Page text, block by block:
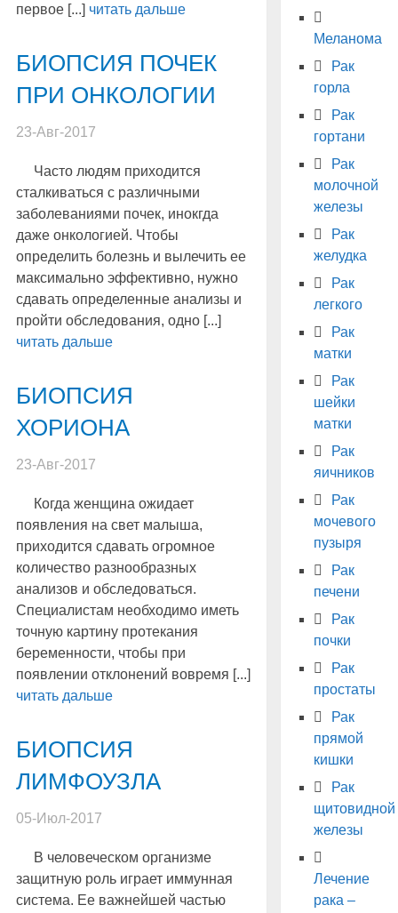
первое [...] читать дальше
БИОПСИЯ ПОЧЕК
ПРИ ОНКОЛОГИИ
23-Авг-2017
Часто людям приходится
сталкиваться с различными
заболеваниями почек, инокгда
даже онкологией. Чтобы
определить болезнь и вылечить ее
максимально эффективно, нужно
сдавать определенные анализы и
пройти обследования, одно [...]
читать дальше
БИОПСИЯ
ХОРИОНА
23-Авг-2017
Когда женщина ожидает
появления на свет малыша,
приходится сдавать огромное
количество разнообразных
анализов и обследоваться.
Специалистам необходимо иметь
точную картину протекания
беременности, чтобы при
появлении отклонений вовремя [...]
читать дальше
БИОПСИЯ
ЛИМФОУЗЛА
05-Июл-2017
В человеческом организме
защитную роль играет иммунная
система. Ее важнейшей частью
Меланома
Рак
горла
Рак
гортани
Рак
молочной
железы
Рак
желудка
Рак
легкого
Рак
матки
Рак
шейки
матки
Рак
яичников
Рак
мочевого
пузыря
Рак
печени
Рак
почки
Рак
простаты
Рак
прямой
кишки
Рак
щитовидной
железы
Лечение
рака –